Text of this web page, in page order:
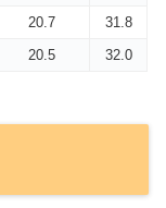
20.7
31.8
20.5 32.0